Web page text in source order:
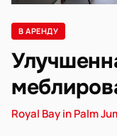
В АРЕНДУ
Royal Bay in Palm